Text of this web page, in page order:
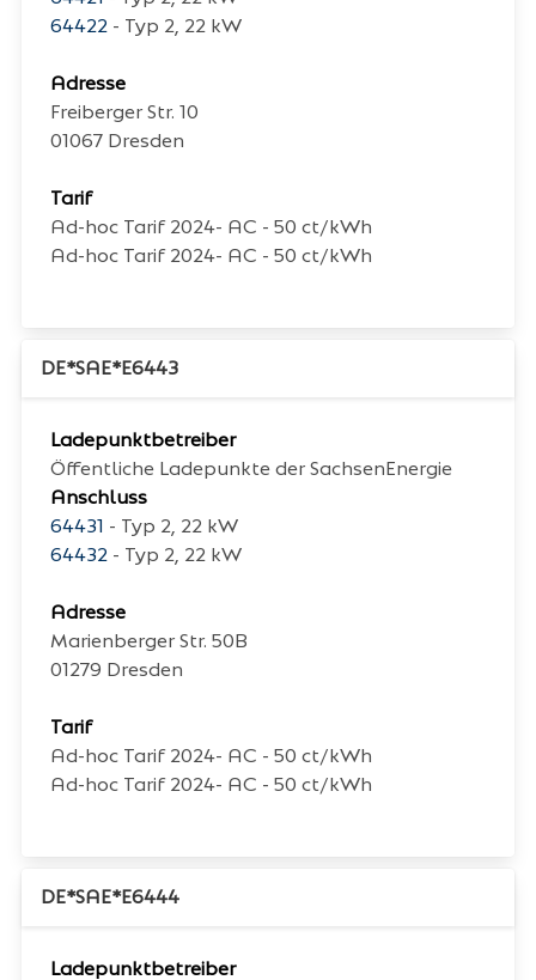
64422 - Typ 2, 22 kW
Adresse
Freiberger Str. 10
01067 Dresden
Tarif
Ad-hoc Tarif 2024- AC - 50 ct/kWh
Ad-hoc Tarif 2024- AC - 50 ct/kWh
DE*SAE*E6443
Ladepunktbetreiber
Öffentliche Ladepunkte der SachsenEnergie
Anschluss
64431 - Typ 2, 22 kW
64432 - Typ 2, 22 kW
Adresse
Marienberger Str. 50B
01279 Dresden
Tarif
Ad-hoc Tarif 2024- AC - 50 ct/kWh
Ad-hoc Tarif 2024- AC - 50 ct/kWh
DE*SAE*E6444
Ladepunktbetreiber